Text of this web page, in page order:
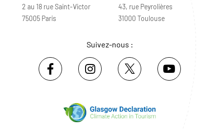
2 au 18 rue Saint-Victor
75005 Paris
43, rue Peyrolières
31000 Toulouse
Suivez-nous :